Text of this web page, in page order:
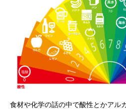
食材や化学の話の中で酸性とかアル